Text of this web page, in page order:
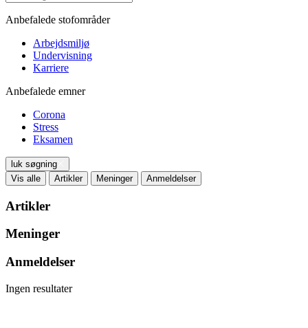
Anbefalede stofområder
Arbejdsmiljø
Undervisning
Karriere
Anbefalede emner
Corona
Stress
Eksamen
luk søgning
Vis alle
Artikler Meninger Anmeldelser
Artikler
Meninger
Anmeldelser
Ingen resultater